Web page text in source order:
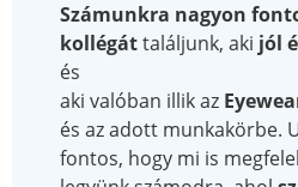
Számunkra nagyon
kollégáttaláljunk, aki jól
és
aki valóban illik az
és az adott munkakörbe.
fontos, hogy mi is